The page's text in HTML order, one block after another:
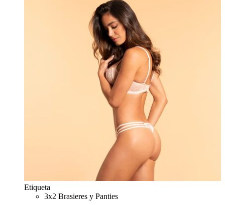
Etiqueta
3x2 Brasieres y Panties